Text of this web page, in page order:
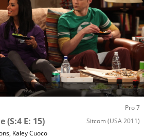
Pro 7
(S:4 E: 15) Sitcom (USA 2011)
, Kaley Cuoco